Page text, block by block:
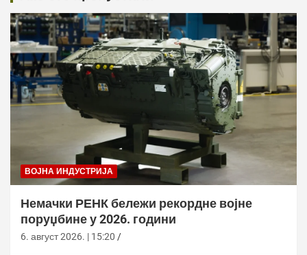
ВОЈНА ИНДУСТРИЈА
Немачки РЕНК бележи рекордне војне
поруџбине у 2026. години
6. август 2026. | 15:20